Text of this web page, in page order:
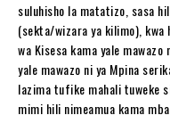
suluhisho la matatizo, sasa
(sekta/wizara ya kilimo), kwa
wa Kisesa kama yale
yale mawazo ni ya Mpina
lazima tufike mahali tuweke
mimi hili nimeamua kama